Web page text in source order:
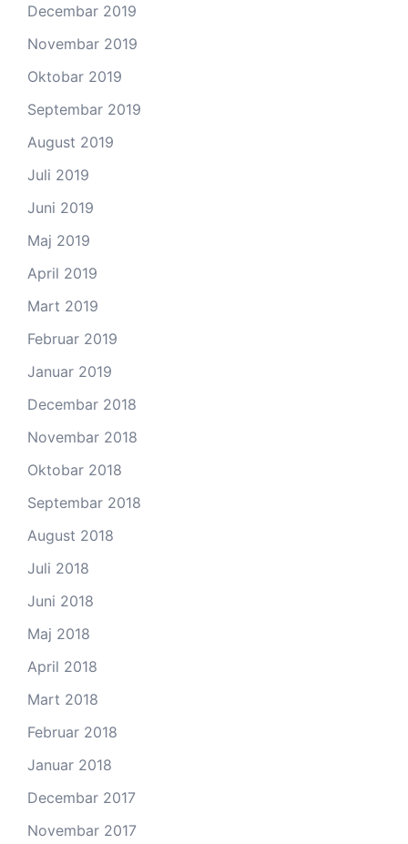
Decembar 2019
Novembar 2019
Oktobar 2019
Septembar 2019
August 2019
Juli 2019
Juni 2019
Maj 2019
April 2019
Mart 2019
Februar 2019
Januar 2019
Decembar 2018
Novembar 2018
Oktobar 2018
Septembar 2018
August 2018
Juli 2018
Juni 2018
Maj 2018
April 2018
Mart 2018
Februar 2018
Januar 2018
Decembar 2017
Novembar 2017